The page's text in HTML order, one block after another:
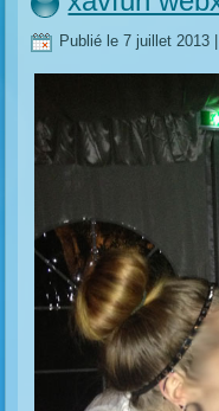
Publié le 7 juillet 2013